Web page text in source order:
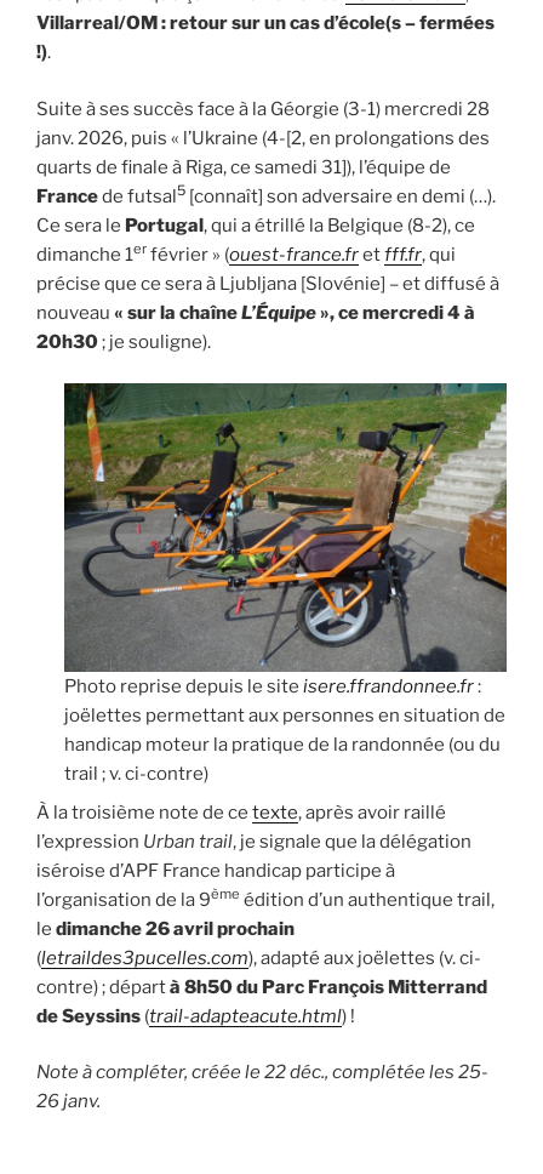
Villarreal/OM : retour sur un cas d’école(s – fermées
!).
Suite à ses succès face à la Géorgie (3-1) mercredi 28
janv. 2026, puis « l’Ukraine (4-[2, en prolongations des
quarts de finale à Riga, ce samedi 31]), l’équipe de
Francede futsal5 [connaît] son adversaire en demi (…).
Ce sera le Portugal, qui a étrillé la Belgique (8-2), ce
dimanche 1er février » (ouest-france.fretfff.fr, qui
précise que ce sera à Ljubljana [Slovénie] – et diffusé à
nouveau « sur la chaîneL’Équipe », ce mercredi 4 à
20h30; je souligne).
Photo reprise depuis le site isere.ffrandonnee.fr:
joëlettes permettant aux personnes en situation de
handicap moteur la pratique de la randonnée (ou du
trail ; v. ci-contre)
À la troisième note de ce texte, après avoir raillé
l’expression Urban trail, je signale que la délégation
iséroise d’APF France handicap participe à
l’organisation de la 9ème édition d’un authentique trail,
le dimanche 26 avril prochain
(letraildes3pucelles.com), adapté aux joëlettes (v. ci-
contre) ; départà 8h50 du Parc François Mitterrand
de Seyssins (trail-adapteacute.html) !
Note à compléter, créée le 22 déc., complétée les 25-
26 janv.